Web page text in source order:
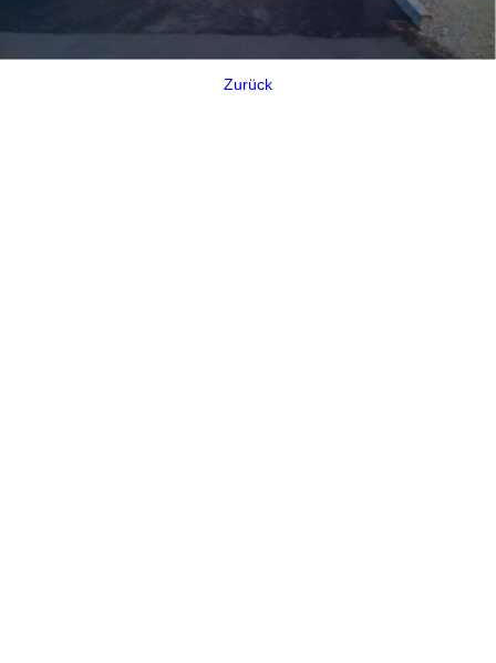
Zurück